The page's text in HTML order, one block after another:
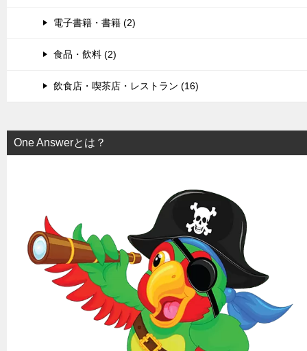
電子書籍・書籍 (2)
食品・飲料 (2)
飲食店・喫茶店・レストラン (16)
One Answerとは？